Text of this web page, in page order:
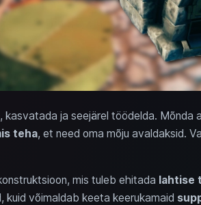
kasvatada ja seejärel töödelda. Mõnda
teha, et need oma mõju avaldaksid.
mis tuleb ehitada lahtise
kuid võimaldab keeta keerukamaid